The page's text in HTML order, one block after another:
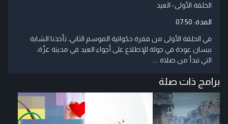
الحلقة الأولى- العيد
المدة: 07:50
في الحلقة الأولى من فقرة حكواتية الموسم الثاني، تأخذنا الشابة
بيسان عودة في جولة للإطلاع على أجواء العيد في مدينة غزّة،
التي تبدأ من صلاة ....
برامج ذات صلة